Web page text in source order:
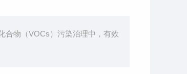
合物（VOCs）污染治理中，有效